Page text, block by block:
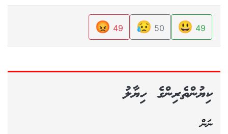
49
😃
50
😥
49
😡
ކިޔުންތެރިންގެ ހިޔާލު
ނަން